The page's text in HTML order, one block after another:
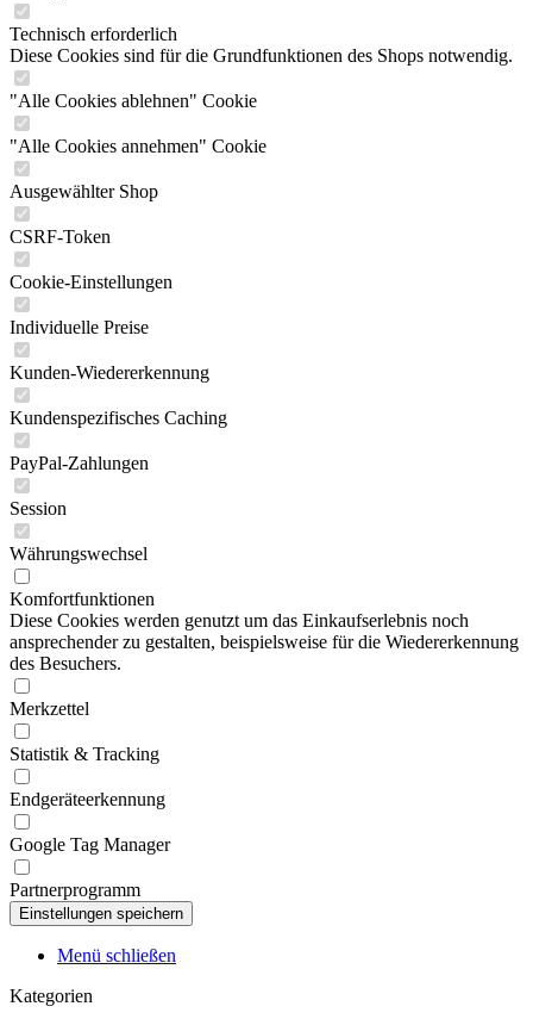
Technisch erforderlich
Diese Cookies sind für die Grundfunktionen des Shops notwendig.
"Alle Cookies ablehnen" Cookie
"Alle Cookies annehmen" Cookie
Ausgewählter Shop
CSRF-Token
Cookie-Einstellungen
Individuelle Preise
Kunden-Wiedererkennung
Kundenspezifisches Caching
PayPal-Zahlungen
Session
Währungswechsel
Komfortfunktionen
Diese Cookies werden genutzt um das Einkaufserlebnis noch
ansprechender zu gestalten, beispielsweise für die Wiedererkennung
des Besuchers.
Merkzettel
Statistik & Tracking
Endgeräteerkennung
Google Tag Manager
Partnerprogramm
Menü schließen
Kategorien